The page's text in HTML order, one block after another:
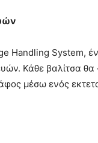
Handling System,
Κάθε βαλίτσα θα
μέσω ενός